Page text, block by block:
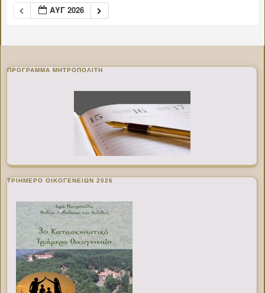
ΑΥΓ 2026
ΠΡΌΓΡΑΜΜΑ ΜΗΤΡΟΠΟΛΊΤΗ
ΤΡΙΗΜΕΡΟ ΟΙΚΟΓΕΝΕΙΩΝ 2026